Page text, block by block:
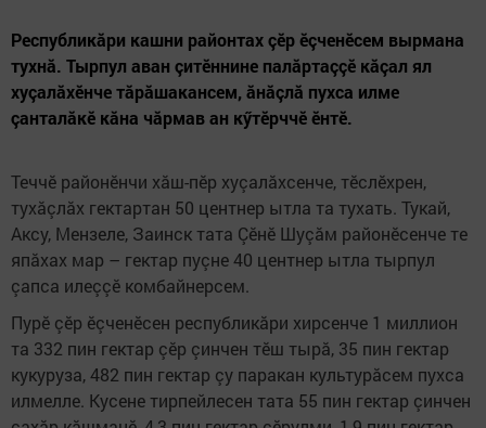
Республикăри кашни районтах çӗр ӗçченӗсем вырмана
тухнă. Тырпул аван çитӗннине палăртаççӗ кăçал ял
хуçалăхӗнче тăрăшакансем, ăнăçлă пухса илме
çанталăкӗ кăна чăрмав ан кӳтӗрччӗ ӗнтӗ.
Теччӗ районӗнчи хăш-пӗр хуçалăхсенче, тӗслӗхрен,
тухăçлăх гектартан 50 центнер ытла та тухать. Тукай,
Аксу, Мензеле, Заинск тата Çӗнӗ Шуçăм районӗсенче те
япăхах мар – гектар пуçне 40 центнер ытла тырпул
çапса илеççӗ комбайнерсем.
Пурӗ çӗр ӗçченӗсен республикăри хирсенче 1 миллион
та 332 пин гектар çӗр çинчен тӗш тырă, 35 пин гектар
кукуруза, 482 пин гектар çу паракан культурăсем пухса
илмелле. Кусене тирпейлесен тата 55 пин гектар çинчен